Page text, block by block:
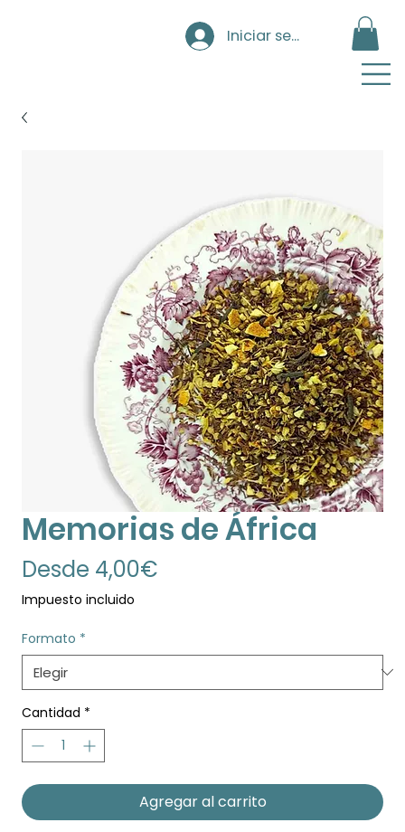
Iniciar sesión
Memorias de África
Desde 4,00€Precio
Impuesto incluido
Formato *
Cantidad *
Agregar al carrito